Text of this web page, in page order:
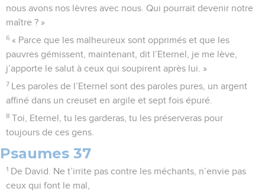
nous avons nos lèvres avec nous. Qui pourrait devenir notre
maître ? »
6 « Parce que les malheureux sont opprimés et que les
pauvres gémissent, maintenant, dit l’Eternel, je me lève,
j’apporte le salut à ceux qui soupirent après lui. »
7
Les paroles de l’Eternel sont des paroles pures, un argent
affiné dans un creuset en argile et sept fois épuré.
8 Toi, Eternel, tu les garderas, tu les préserveras pour
toujours de ces gens.
Psaumes 37
1 De David. Ne t’irrite pas contre les méchants, n’envie pas
ceux qui font le mal,